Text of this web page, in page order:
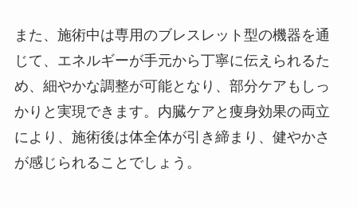
また、施術中は専用のブレスレット型の機器を通
じて、エネルギーが手元から丁寧に伝えられるた
め、細やかな調整が可能となり、部分ケアもしっ
かりと実現できます。内臓ケアと痩身効果の両立
により、施術後は体全体が引き締まり、健やかさ
が感じられることでしょう。